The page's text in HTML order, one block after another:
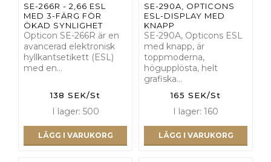
SE-266R - 2,66 ESL
MED 3-FÄRG FÖR
ÖKAD SYNLIGHET
Opticon SE-266R är en
avancerad elektronisk
hyllkantsetikett (ESL)
med en…
138 SEK/St
I lager: 500
LÄGG I VARUKORG
SE-290A, OPTICONS
ESL-DISPLAY MED
KNAPP
SE-290A, Opticons ESL
med knapp, är
toppmoderna,
högupplösta, helt
grafiska…
165 SEK/St
I lager: 160
LÄGG I VARUKORG